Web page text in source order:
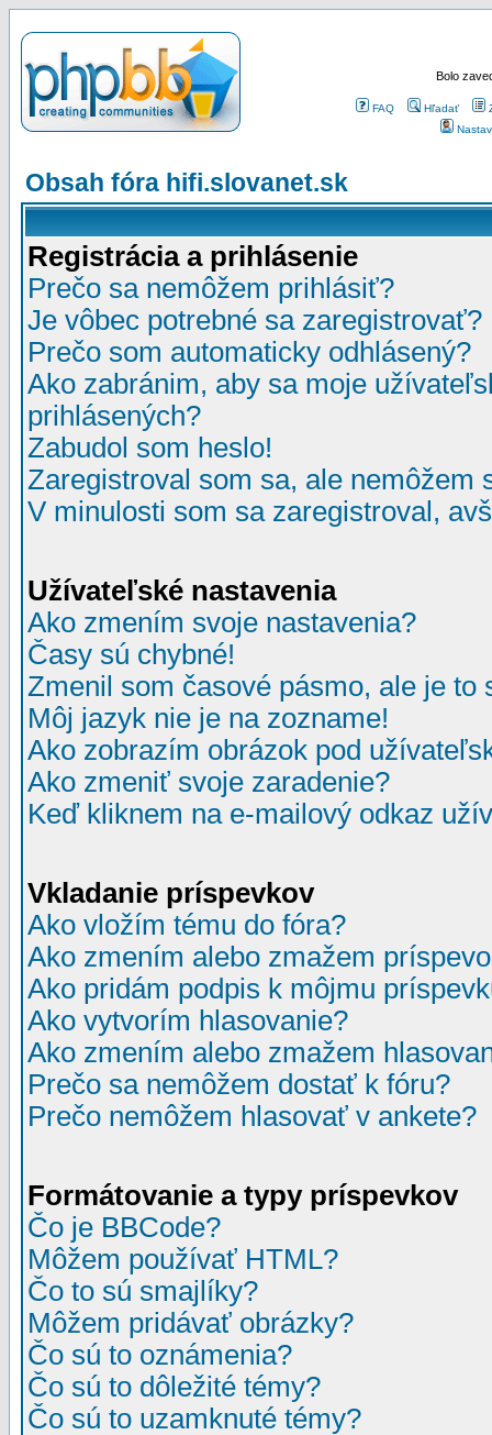
Bolo
FAQ Hľadať
Obsah fóra hifi.slovanet.sk
Registrácia a prihlásenie
Prečo sa nemôžem prihlásiť?
Je vôbec potrebné sa zaregistrovať?
Prečo som automaticky odhlásený?
Ako zabránim, aby sa moje
prihlásených?
Zabudol som heslo!
Zaregistroval som sa, ale nemôžem
V minulosti som sa zaregistroval,
Užívateľské nastavenia
Ako zmením svoje nastavenia?
Časy sú chybné!
Zmenil som časové pásmo, ale je to
Môj jazyk nie je na zozname!
Ako zobrazím obrázok pod
Ako zmeniť svoje zaradenie?
Keď kliknem na e-mailový odkaz
Vkladanie príspevkov
Ako vložím tému do fóra?
Ako zmením alebo zmažem
Ako pridám podpis k môjmu
Ako vytvorím hlasovanie?
Ako zmením alebo zmažem
Prečo sa nemôžem dostať k fóru?
Prečo nemôžem hlasovať v ankete?
Formátovanie a typy príspevkov
Čo je BBCode?
Môžem používať HTML?
Čo to sú smajlíky?
Môžem pridávať obrázky?
Čo sú to oznámenia?
Čo sú to dôležité témy?
Čo sú to uzamknuté témy?